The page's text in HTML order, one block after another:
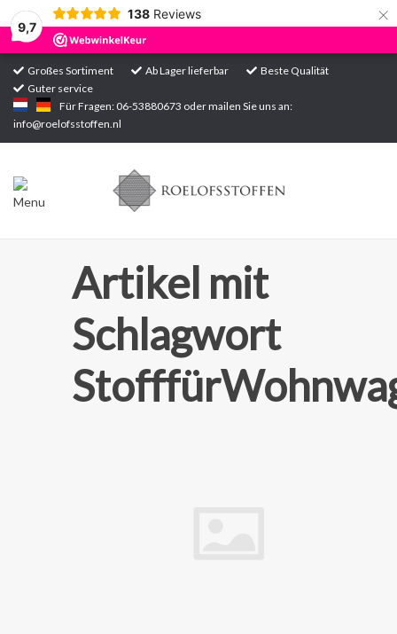
9,7
138 Reviews ×
Großes Sortiment Ab Lager lieferbar
Beste Qualität
Guter service
Für Fragen: 06-53880673 oder mailen Sie uns an:
info@roelofsstoffen.nl
Startseite
Sortiment
Artikel mit
Schlagwort